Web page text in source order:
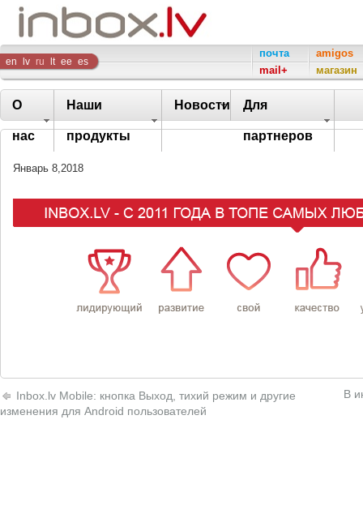
Inbox
Company
en lv ru lt ee es
почта
mail+
amigos
магазин
О
нас
Наши
продукты
Новости Для
партнеров
Январь 8,2018
Inbox.lv Mobile: кнопка Выход, тихий режим и другие
изменения для Android пользователей
В